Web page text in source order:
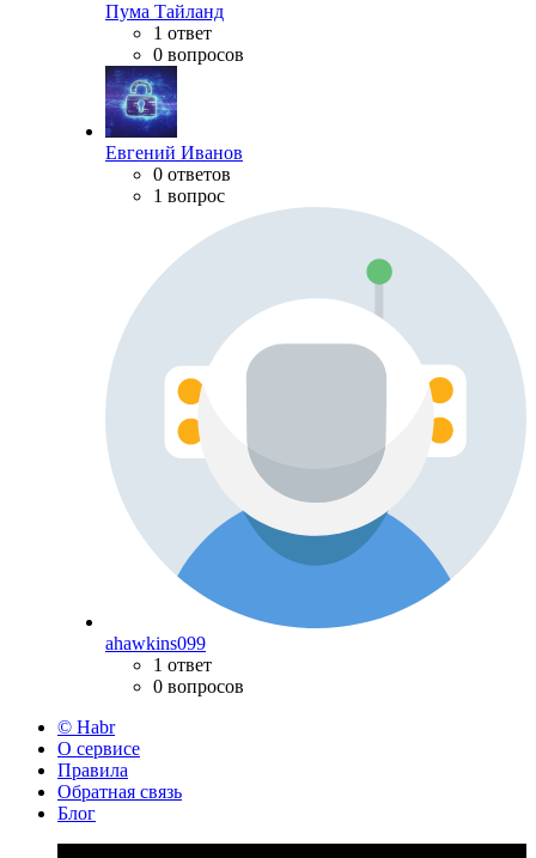
Пума Тайланд
1 ответ
0 вопросов
Евгений Иванов
0 ответов
1 вопрос
ahawkins099
1 ответ
0 вопросов
© Habr
О сервисе
Правила
Обратная связь
Блог